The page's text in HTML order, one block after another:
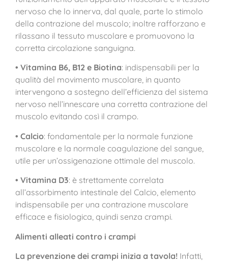
nervoso che lo innerva, dal quale, parte lo stimolo
della contrazione del muscolo; inoltre rafforzano e
rilassano il tessuto muscolare e promuovono la
corretta circolazione sanguigna.
• Vitamina B6, B12 e Biotina: indispensabili per la
qualità del movimento muscolare, in quanto
intervengono a sostegno dell’efficienza del sistema
nervoso nell’innescare una corretta contrazione del
muscolo evitando così il crampo.
• Calcio: fondamentale per la normale funzione
muscolare e la normale coagulazione del sangue,
utile per un’ossigenazione ottimale del muscolo.
• Vitamina D3: è strettamente correlata
all’assorbimento intestinale del Calcio, elemento
indispensabile per una contrazione muscolare
efficace e fisiologica, quindi senza crampi.
Alimenti alleati contro i crampi
La prevenzione dei crampi inizia a tavola! Infatti,